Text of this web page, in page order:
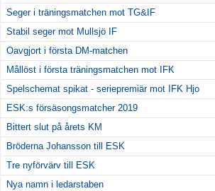
Seger i träningsmatchen mot TG&IF
Stabil seger mot Mullsjö IF
Oavgjort i första DM-matchen
Mållöst i första träningsmatchen mot IFK
Spelschemat spikat - seriepremiär mot IFK Hjo
ESK:s försäsongsmatcher 2019
Bittert slut på årets KM
Bröderna Johansson till ESK
Tre nyförvärv till ESK
Nya namn i ledarstaben